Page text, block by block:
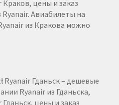
цены и заказ
Авиабилеты на
из Кракова можно
Ryanair Гданьск – дешевые
Ryanair из Гданьска,
цены и заказ